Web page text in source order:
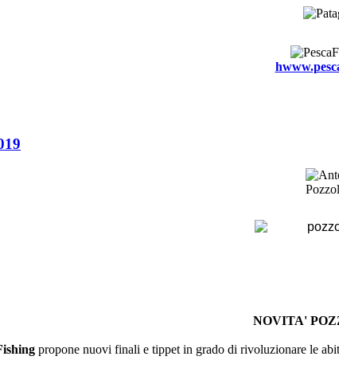
NOVITA'
propone nuovi finali e tippet in grado di rivoluzionare le